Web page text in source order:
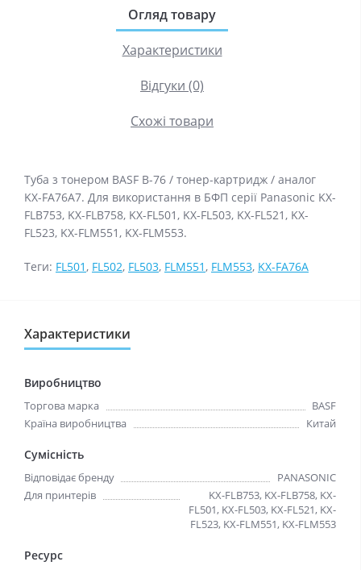
Огляд товару
Характеристики
Відгуки (0)
Схожі товари
Туба з тонером BASF B-76 / тонер-картридж / аналог
KX-FA76A7. Для використання в БФП серії Panasonic KX-
FLB753, KX-FLB758, KX-FL501, KX-FL503, KX-FL521, KX-
FL523, KX-FLM551, KX-FLM553.
Теги: FL501, FL502, FL503, FLM551, FLM553, KX-FA76A
Характеристики
Виробництво
Торгова марка
BASF
Країна виробництва
Китай
Сумісність
Відповідає бренду
PANASONIC
Для принтерів
KX-FLB753, KX-FLB758, KX-
FL501, KX-FL503, KX-FL521, KX-
FL523, KX-FLM551, KX-FLM553
Ресурс